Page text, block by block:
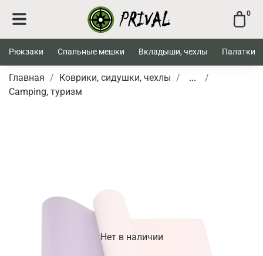
0
Рюкзаки Спальные мешки Вкладыши, чехлы Палатки
Главная Коврики, сидушки, чехлы
...
Camping, туризм
Нет в наличии